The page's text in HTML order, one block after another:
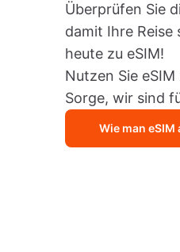
Überprüfen Sie
damit Ihre Reise
heute zu eSIM!
Nutzen Sie
Sorge, wir sind
Wie man